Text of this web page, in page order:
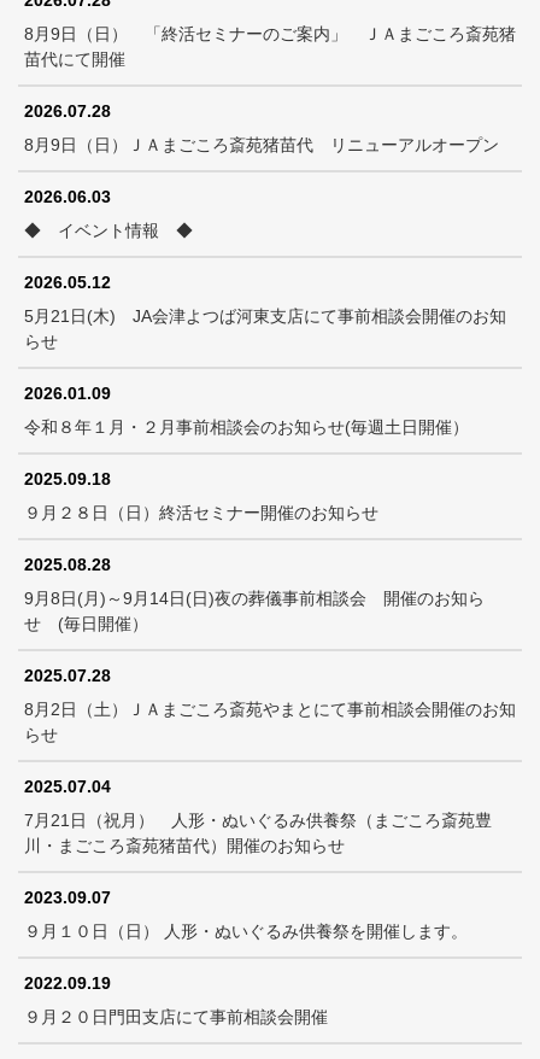
8月9日（日） 「終活セミナーのご案内」 ＪＡまごころ斎苑猪
苗代にて開催
2026.07.28
8月9日（日）ＪＡまごころ斎苑猪苗代 リニューアルオープン
2026.06.03
◆ イベント情報 ◆
2026.05.12
5月21日(木) JA会津よつば河東支店にて事前相談会開催のお知
らせ
2026.01.09
令和８年１月・２月事前相談会のお知らせ(毎週土日開催）
2025.09.18
９月２８日（日）終活セミナー開催のお知らせ
2025.08.28
9月8日(月)～9月14日(日)夜の葬儀事前相談会 開催のお知ら
せ (毎日開催）
2025.07.28
8月2日（土）ＪＡまごころ斎苑やまとにて事前相談会開催のお知
らせ
2025.07.04
7月21日（祝月） 人形・ぬいぐるみ供養祭（まごころ斎苑豊
川・まごころ斎苑猪苗代）開催のお知らせ
2023.09.07
９月１０日（日） 人形・ぬいぐるみ供養祭を開催します。
2022.09.19
９月２０日門田支店にて事前相談会開催